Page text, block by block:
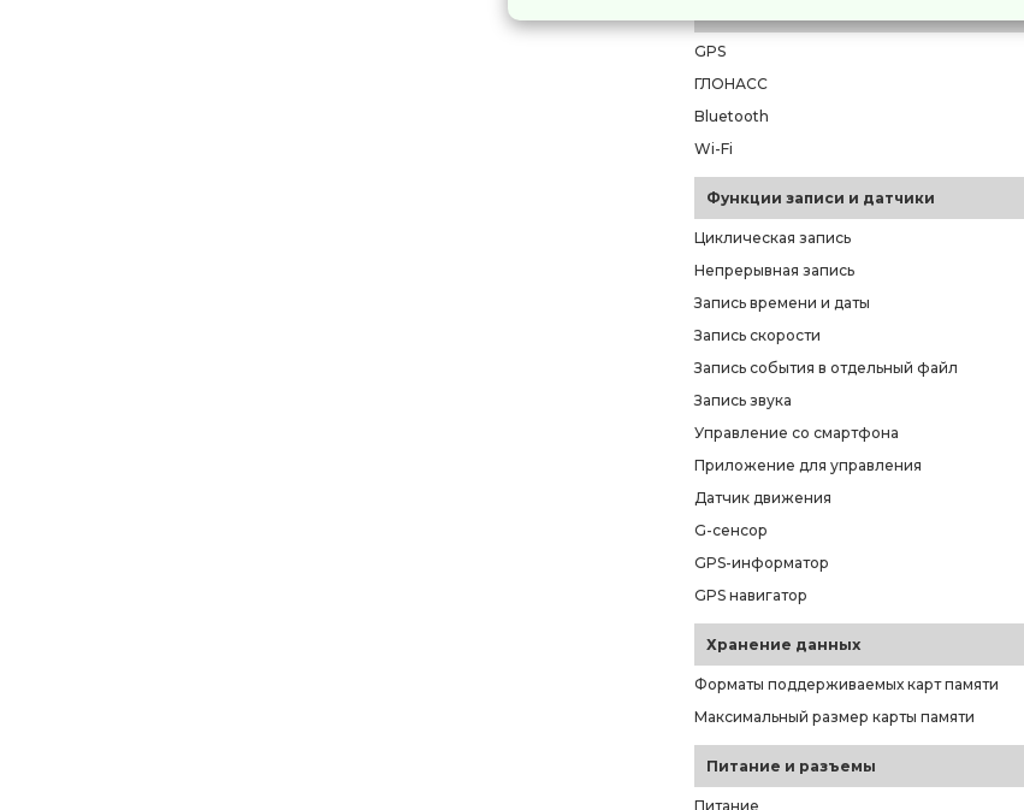
GPS
ГЛОНАСС
Bluetooth
Wi-Fi
Функции записи и датчики
Циклическая запись
Непрерывная запись
Запись времени и даты
Запись скорости
Запись события в отдельный файл
Запись звука
Управление со смартфона
Приложение для управления
Датчик движения
G-сенсор
GPS-информатор
GPS навигатор
Хранение данных
Форматы поддерживаемых карт памяти
Максимальный размер карты памяти
Питание и разъемы
Питание